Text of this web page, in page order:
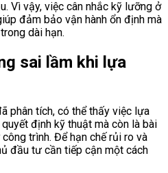
Vì vậy, việc cân nhắc kỹ lưỡng ở
đảm bảo vận hành ổn định mà
dài hạn.
sai lầm khi lựa
phân tích, có thể thấy việc lựa
định kỹ thuật mà còn là bài
trình. Để hạn chế rủi ro và
đầu tư cần tiếp cận một cách